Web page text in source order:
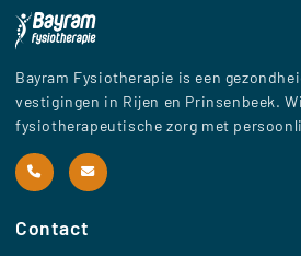
Bayram Fysiotherapie is een
vestigingen in Rijen en Prinsenbeek.
fysiotherapeutische zorg met
Contact